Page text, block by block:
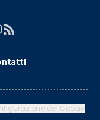
dei Cookie